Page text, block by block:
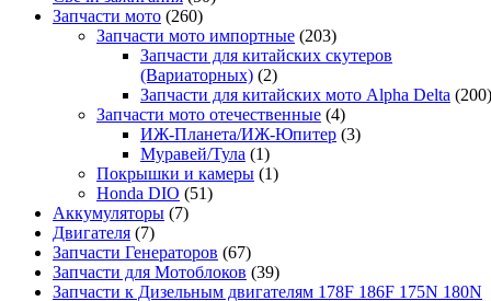
Запчасти мото (260)
Запчасти мото импортные (203)
Запчасти для китайских скутеров
(Вариаторных) (2)
Запчасти для китайских мото Alpha Delta (200)
Запчасти мото отечественные (4)
ИЖ-Планета/ИЖ-Юпитер (3)
Муравей/Тула (1)
Покрышки и камеры (1)
Honda DIO (51)
Аккумуляторы (7)
Двигателя (7)
Запчасти Генераторов (67)
Запчасти для Мотоблоков (39)
Запчасти к Дизельным двигателям 178F 186F 175N 180N